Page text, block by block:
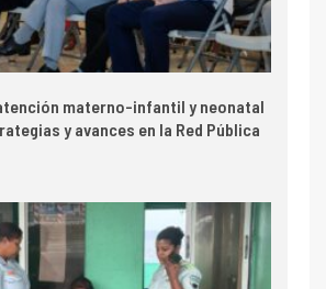
materno-infantil y neonatal
y avances en la Red Pública